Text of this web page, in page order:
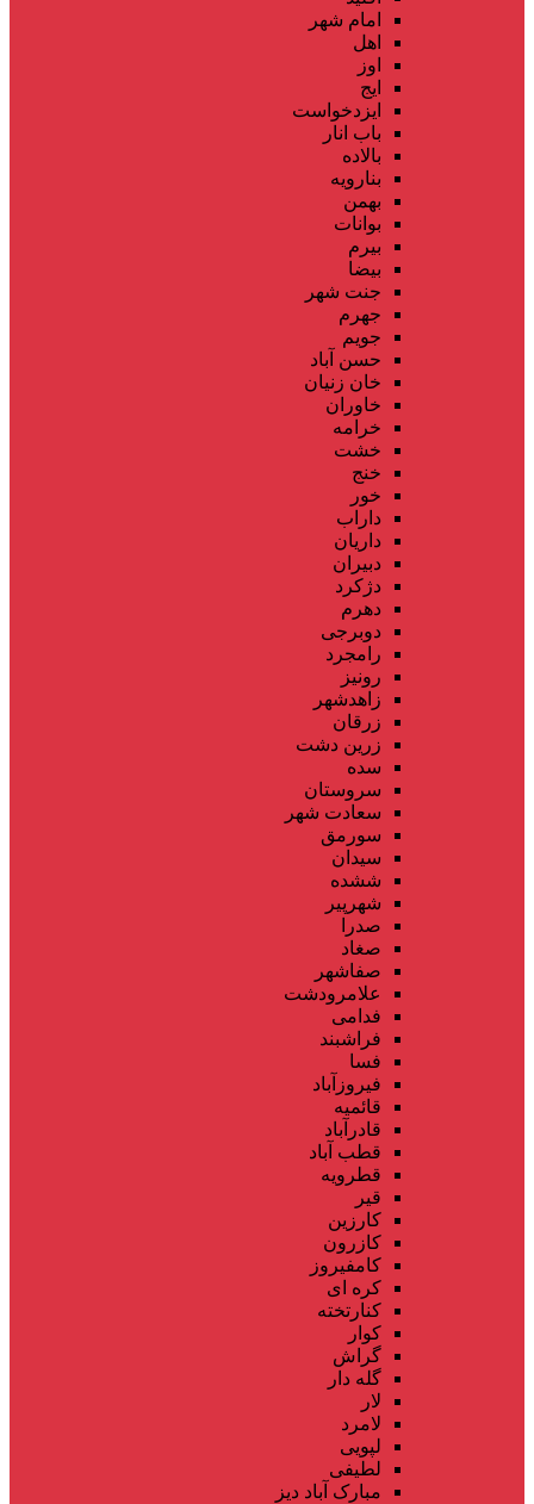
امام شهر
اهل
اوز
ایج
ایزدخواست
باب انار
بالاده
بنارویه
بهمن
بوانات
بیرم
بیضا
جنت شهر
جهرم
جویم
حسن آباد
خان زنیان
خاوران
خرامه
خشت
خنج
خور
داراب
داریان
دبیران
دژکرد
دهرم
دوبرجی
رامجرد
رونیز
زاهدشهر
زرقان
زرین دشت
سده
سروستان
سعادت شهر
سورمق
سیدان
ششده
شهرپیر
صدرا
صغاد
صفاشهر
علامرودشت
فدامی
فراشبند
فسا
فیروزآباد
قائمیه
قادرآباد
قطب آباد
قطرویه
قیر
کارزین
کازرون
کامفیروز
کره ای
کنارتخته
کوار
گراش
گله دار
لار
لامرد
لپویی
لطیفی
مبارک آباد دیز